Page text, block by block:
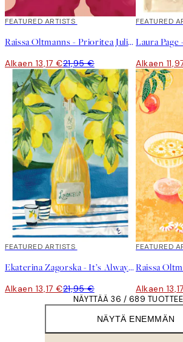
40%*
FEATURED ARTISTS
Raissa Oltmanns - Prioritea Juliste
Alkaen 13,17 €21,95 €
40%*
FEATURED
Alkaen
40%*
FEATURED ARTISTS
Ekaterina Zagorska - It’s Always Limoncello Time Juliste
Alkaen 13,17 €21,95 €
40%*
FEATURED
Alkaen
NÄYTÄ ENEMMÄN
NÄYTTÄÄ 36 / 689